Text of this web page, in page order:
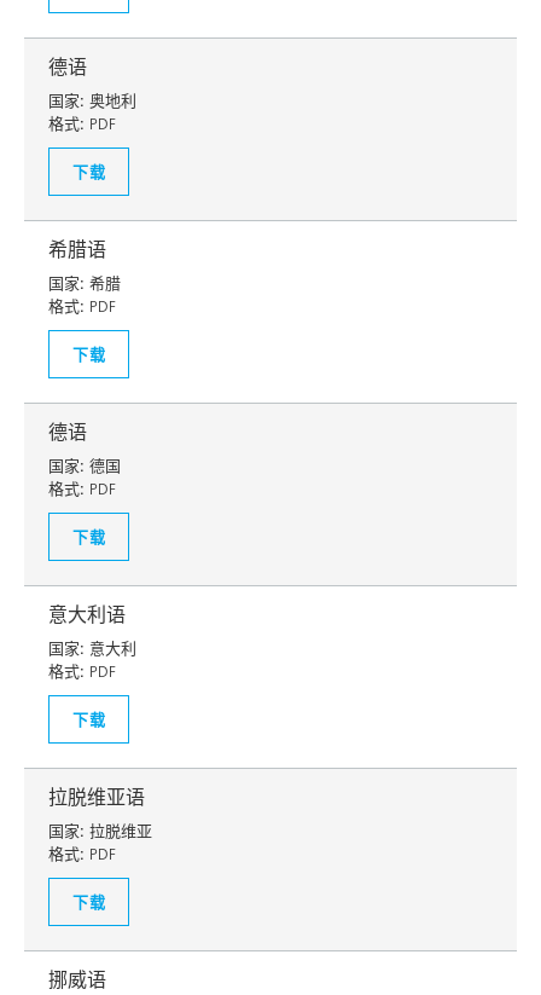
德语
国家: 奥地利
格式: PDF
下载
希腊语
国家: 希腊
格式: PDF
下载
德语
国家: 德国
格式: PDF
下载
意大利语
国家: 意大利
格式: PDF
下载
拉脱维亚语
国家: 拉脱维亚
格式: PDF
下载
挪威语